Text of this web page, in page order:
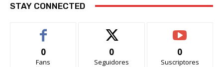
STAY CONNECTED
0
Fans
0
Seguidores
0
Suscriptores